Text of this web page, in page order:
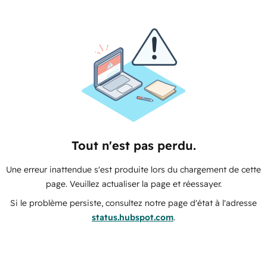
Tout n'est pas perdu.
Une erreur inattendue s'est produite lors du chargement de cette
page. Veuillez actualiser la page et réessayer.
Si le problème persiste, consultez notre page d'état à l'adresse
status.hubspot.com.